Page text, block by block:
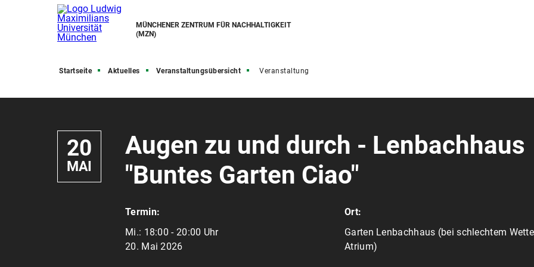
MÜNCHENER ZENTRUM FÜR NACHHALTIGKEIT
(MZN)
Startseite Aktuelles Veranstaltungsübersicht Veranstaltung
20
MAI
Augen zu und durch - Lenbachhaus
"Buntes Garten Ciao"
Termin:
Mi.: 18:00 - 20:00 Uhr
20. Mai 2026
Ort:
Garten Lenbachhaus (bei schlechtem
Atrium)